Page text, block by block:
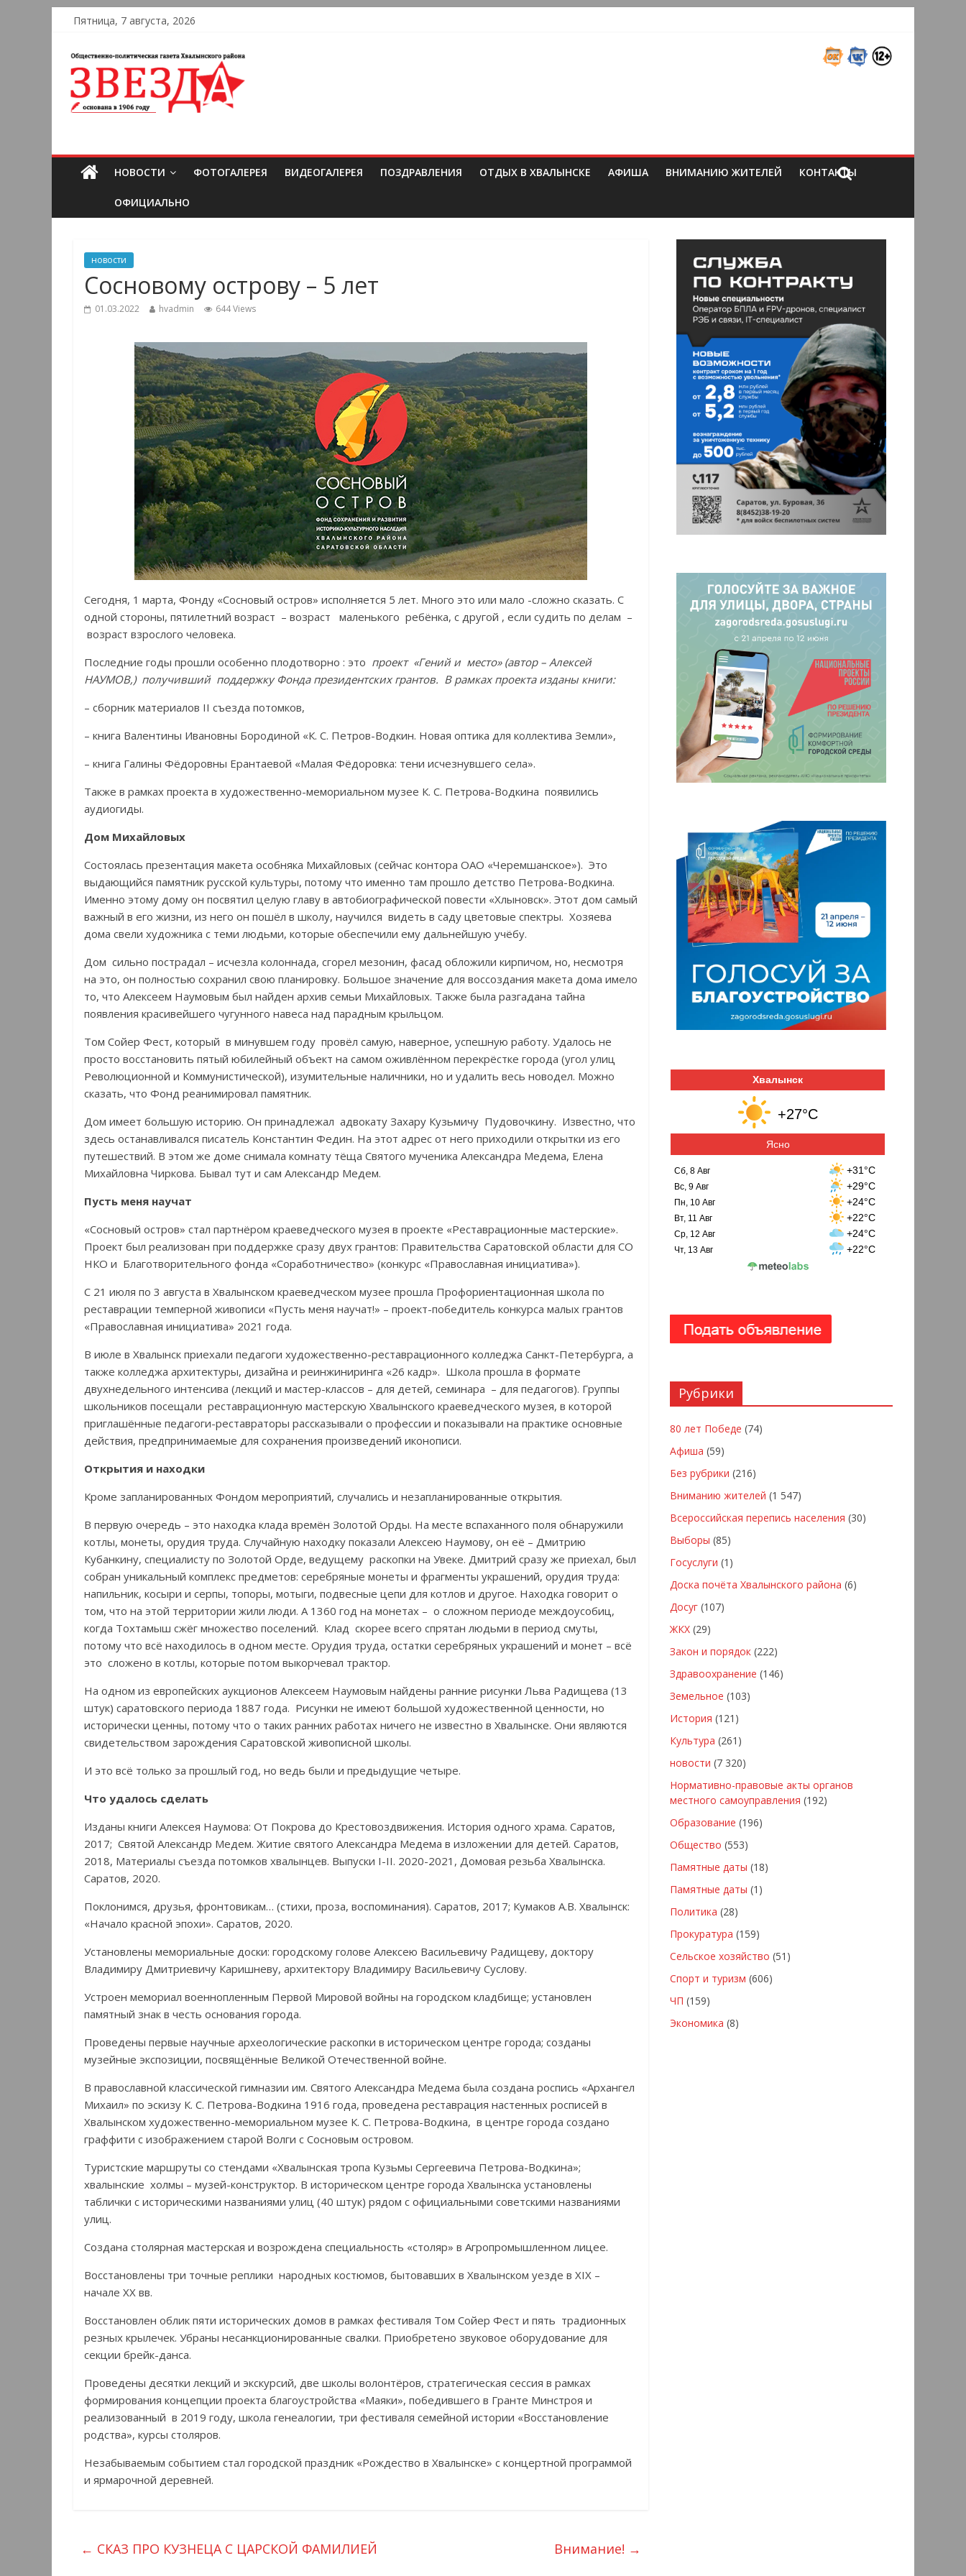
Пятница, 7 августа, 2026
НОВОСТИ ФОТОГАЛЕРЕЯ ВИДЕОГАЛЕРЕЯ ПОЗДРАВЛЕНИЯ ОТДЫХ В ХВАЛЫНСКЕ АФИША ВНИМАНИЮ ЖИТЕЛЕЙ КОНТАКТЫ
ОФИЦИАЛЬНО
новости
Сосновому острову – 5 лет
01.03.2022 hvadmin 644 Views
Сегодня, 1 марта, Фонду «Сосновый остров» исполняется 5 лет. Много это или мало -сложно сказать. С
одной стороны, пятилетний возраст – возраст маленького ребёнка, с другой , если судить по делам –
возраст взрослого человека.
Последние годы прошли особенно плодотворно : это проект «Гений и место» (автор – Алексей
НАУМОВ,) получивший поддержку Фонда президентских грантов. В рамках проекта изданы книги:
– сборник материалов II съезда потомков,
– книга Валентины Ивановны Бородиной «К. С. Петров-Водкин. Новая оптика для коллектива Земли»,
– книга Галины Фёдоровны Ерантаевой «Малая Фёдоровка: тени исчезнувшего села».
Также в рамках проекта в художественно-мемориальном музее К. С. Петрова-Водкина появились
аудиогиды.
Дом Михайловых
Состоялась презентация макета особняка Михайловых (сейчас контора ОАО «Черемшанское»). Это
выдающийся памятник русской культуры, потому что именно там прошло детство Петрова-Водкина.
Именно этому дому он посвятил целую главу в автобиографической повести «Хлыновск». Этот дом самый
важный в его жизни, из него он пошёл в школу, научился видеть в саду цветовые спектры. Хозяева
дома свели художника с теми людьми, которые обеспечили ему дальнейшую учёбу.
Дом сильно пострадал – исчезла колоннада, сгорел мезонин, фасад обложили кирпичом, но, несмотря
на это, он полностью сохранил свою планировку. Большое значение для воссоздания макета дома имело
то, что Алексеем Наумовым был найден архив семьи Михайловых. Также была разгадана тайна
появления красивейшего чугунного навеса над парадным крыльцом.
Том Сойер Фест, который в минувшем году провёл самую, наверное, успешную работу. Удалось не
просто восстановить пятый юбилейный объект на самом оживлённом перекрёстке города (угол улиц
Революционной и Коммунистической), изумительные наличники, но и удалить весь новодел. Можно
сказать, что Фонд реанимировал памятник.
Дом имеет большую историю. Он принадлежал адвокату Захару Кузьмичу Пудовочкину. Известно, что
здесь останавливался писатель Константин Федин. На этот адрес от него приходили открытки из его
путешествий. В этом же доме снимала комнату тёща Святого мученика Александра Медема, Елена
Михайловна Чиркова. Бывал тут и сам Александр Медем.
Пусть меня научат
«Сосновый остров» стал партнёром краеведческого музея в проекте «Реставрационные мастерские».
Проект был реализован при поддержке сразу двух грантов: Правительства Саратовской области для СО
НКО и Благотворительного фонда «Соработничество» (конкурс «Православная инициатива»).
С 21 июля по 3 августа в Хвалынском краеведческом музее прошла Профориентационная школа по
реставрации темперной живописи «Пусть меня научат!» – проект-победитель конкурса малых грантов
«Православная инициатива» 2021 года.
В июле в Хвалынск приехали педагоги художественно-реставрационного колледжа Санкт-Петербурга, а
также колледжа архитектуры, дизайна и реинжиниринга «26 кадр». Школа прошла в формате
двухнедельного интенсива (лекций и мастер-классов – для детей, семинара – для педагогов). Группы
школьников посещали реставрационную мастерскую Хвалынского краеведческого музея, в которой
приглашённые педагоги-реставраторы рассказывали о профессии и показывали на практике основные
действия, предпринимаемые для сохранения произведений иконописи.
Открытия и находки
Кроме запланированных Фондом мероприятий, случались и незапланированные открытия.
В первую очередь – это находка клада времён Золотой Орды. На месте вспаханного поля обнаружили
котлы, монеты, орудия труда. Случайную находку показали Алексею Наумову, он её – Дмитрию
Кубанкину, специалисту по Золотой Орде, ведущему раскопки на Увеке. Дмитрий сразу же приехал, был
собран уникальный комплекс предметов: серебряные монеты и фрагменты украшений, орудия труда:
напильник, косыри и серпы, топоры, мотыги, подвесные цепи для котлов и другое. Находка говорит о
том, что на этой территории жили люди. А 1360 год на монетах – о сложном периоде междоусобиц,
когда Тохтамыш сжёг множество поселений. Клад скорее всего спрятан людьми в период смуты,
потому что всё находилось в одном месте. Орудия труда, остатки серебряных украшений и монет – всё
это сложено в котлы, которые потом выкорчевал трактор.
На одном из европейских аукционов Алексеем Наумовым найдены ранние рисунки Льва Радищева (13
штук) саратовского периода 1887 года. Рисунки не имеют большой художественной ценности, но
исторически ценны, потому что о таких ранних работах ничего не известно в Хвалынске. Они являются
свидетельством зарождения Саратовской живописной школы.
И это всё только за прошлый год, но ведь были и предыдущие четыре.
Что удалось сделать
Изданы книги Алексея Наумова: От Покрова до Крестовоздвижения. История одного храма. Саратов,
2017; Святой Александр Медем. Житие святого Александра Медема в изложении для детей. Саратов,
2018, Материалы съезда потомков хвалынцев. Выпуски I-II. 2020-2021, Домовая резьба Хвалынска.
Саратов, 2020.
Поклонимся, друзья, фронтовикам… (стихи, проза, воспоминания). Саратов, 2017; Кумаков А.В. Хвалынск:
«Начало красной эпохи». Саратов, 2020.
Установлены мемориальные доски: городскому голове Алексею Васильевичу Радищеву, доктору
Владимиру Дмитриевичу Каришневу, архитектору Владимиру Васильевичу Суслову.
Устроен мемориал военнопленным Первой Мировой войны на городском кладбище; установлен
памятный знак в честь основания города.
Проведены первые научные археологические раскопки в историческом центре города; созданы
музейные экспозиции, посвящённые Великой Отечественной войне.
В православной классической гимназии им. Святого Александра Медема была создана роспись «Архангел
Михаил» по эскизу К. С. Петрова-Водкина 1916 года, проведена реставрация настенных росписей в
Хвалынском художественно-мемориальном музее К. С. Петрова-Водкина, в центре города создано
граффити с изображением старой Волги с Сосновым островом.
Туристские маршруты со стендами «Хвалынская тропа Кузьмы Сергеевича Петрова-Водкина»;
хвалынские холмы – музей-конструктор. В историческом центре города Хвалынска установлены
таблички с историческими названиями улиц (40 штук) рядом с официальными советскими названиями
улиц.
Создана столярная мастерская и возрождена специальность «столяр» в Агропромышленном лицее.
Восстановлены три точные реплики народных костюмов, бытовавших в Хвалынском уезде в XIX –
начале XX вв.
Восстановлен облик пяти исторических домов в рамках фестиваля Том Сойер Фест и пять традионных
резных крылечек. Убраны несанкционированные свалки. Приобретено звуковое оборудование для
секции брейк-данса.
Проведены десятки лекций и экскурсий, две школы волонтёров, стратегическая сессия в рамках
формирования концепции проекта благоустройства «Маяки», победившего в Гранте Минстроя и
реализованный в 2019 году, школа генеалогии, три фестиваля семейной истории «Восстановление
родства», курсы столяров.
Незабываемым событием стал городской праздник «Рождество в Хвалынске» с концертной программой
и ярмарочной деревней.
← СКАЗ ПРО КУЗНЕЦА С ЦАРСКОЙ ФАМИЛИЕЙ Внимание! →
Хвалынск
+27°C
Ясно
Сб, 8 Авг +31°C
Вс, 9 Авг +29°C
Пн, 10 Авг +24°C
Вт, 11 Авг +22°C
Ср, 12 Авг +24°C
Чт, 13 Авг +22°C
Рубрики
80 лет Победе (74)
Афиша (59)
Без рубрики (216)
Вниманию жителей (1 547)
Всероссийская перепись населения (30)
Выборы (85)
Госуслуги (1)
Доска почёта Хвалынского района (6)
Досуг (107)
ЖКХ (29)
Закон и порядок (222)
Здравоохранение (146)
Земельное (103)
История (121)
Культура (261)
новости (7 320)
Нормативно-правовые акты органов
местного самоуправления (192)
Образование (196)
Общество (553)
Памятные даты (18)
Памятные даты (1)
Политика (28)
Прокуратура (159)
Сельское хозяйство (51)
Спорт и туризм (606)
ЧП (159)
Экономика (8)